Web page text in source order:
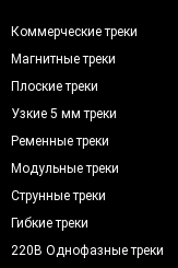
Коммерческие треки
Магнитные треки
Плоские треки
Узкие 5 мм треки
Ременные треки
Модульные треки
Струнные треки
Гибкие треки
220В Однофазные треки